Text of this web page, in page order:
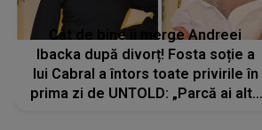
Cât de bine îi merge Andreei
Ibacka după divorț! Fosta soție a
lui Cabral a întors toate privirile în
prima zi de UNTOLD: „Parcă ai altă